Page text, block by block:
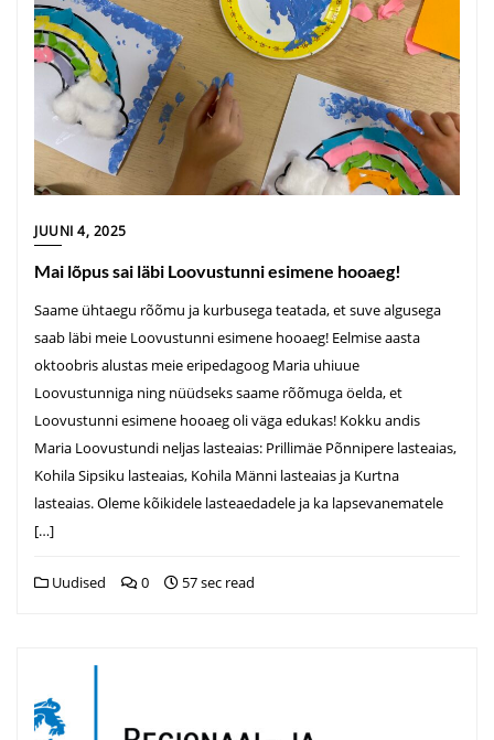
JUUNI 4, 2025
Mai lõpus sai läbi Loovustunni esimene hooaeg!
Saame ühtaegu rõõmu ja kurbusega teatada, et suve algusega
saab läbi meie Loovustunni esimene hooaeg! Eelmise aasta
oktoobris alustas meie eripedagoog Maria uhiuue
Loovustunniga ning nüüdseks saame rõõmuga öelda, et
Loovustunni esimene hooaeg oli väga edukas! Kokku andis
Maria Loovustundi neljas lasteaias: Prillimäe Põnnipere lasteaias,
Kohila Sipsiku lasteaias, Kohila Männi lasteaias ja Kurtna
lasteaias. Oleme kõikidele lasteaedadele ja ka lapsevanematele
[…]
Uudised 0 57 sec read